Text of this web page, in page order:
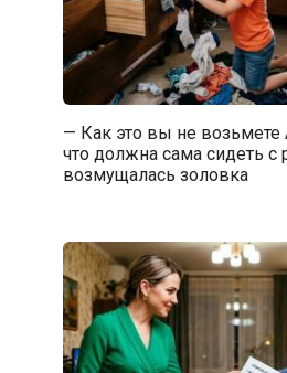
— Как это вы не возьмете
что должна сама сидеть с
возмущалась золовка